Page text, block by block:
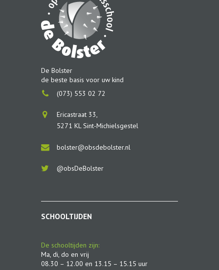
De Bolster
de beste basis voor uw kind
(073) 553 02 72
Ericastraat 33,
5271 KL Sint-Michielsgestel
bolster@obsdebolster.nl
@obsDeBolster
SCHOOLTIJDEN
De schooltijden zijn:
Ma, di, do en vrij
08.30 – 12.00 en 13.15 – 15.15 uur